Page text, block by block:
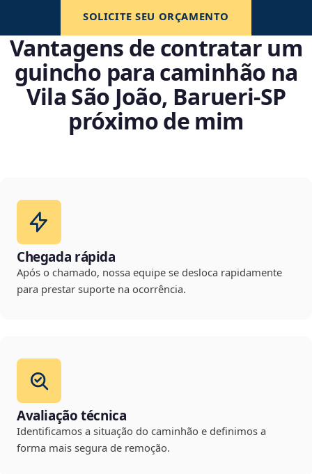
SOLICITE SEU ORÇAMENTO
Vantagens de contratar um
guincho para caminhão na
Vila São João, Barueri‑SP
próximo de mim
Chegada rápida
Após o chamado, nossa equipe se desloca rapidamente
para prestar suporte na ocorrência.
Avaliação técnica
Identificamos a situação do caminhão e definimos a
forma mais segura de remoção.